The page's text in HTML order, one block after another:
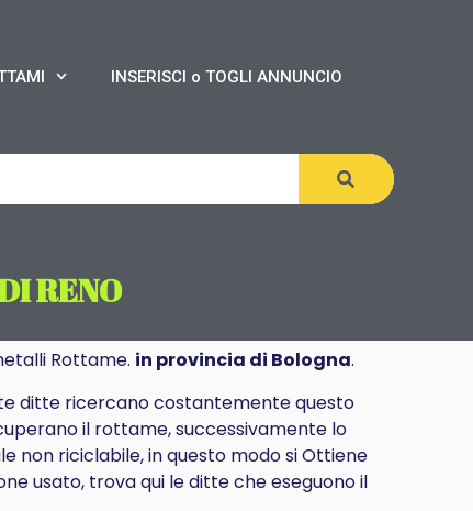
INSERISCI o TOGLI ANNUNCIO
RENO
Rottame. in provincia di Bologna.
ditte ricercano costantemente questo
il rottame, successivamente lo
non riciclabile, in questo modo si Ottiene
usato, trova qui le ditte che eseguono il